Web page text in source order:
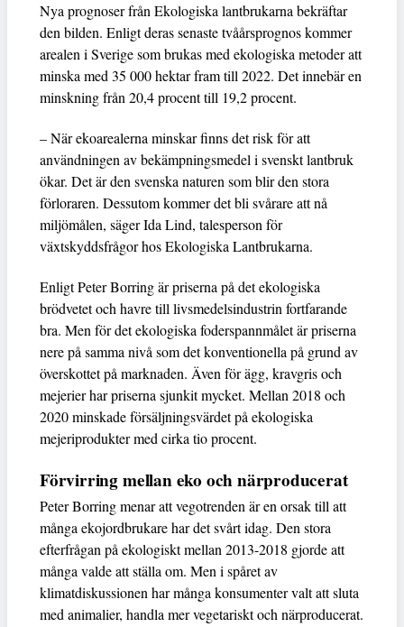
Nya prognoser från Ekologiska lantbrukarna bekräftar
den bilden. Enligt deras senaste tvåårsprognos kommer
arealen i Sverige som brukas med ekologiska metoder att
minska med 35 000 hektar fram till 2022. Det innebär en
minskning från 20,4 procent till 19,2 procent.
– När ekoarealerna minskar finns det risk för att
användningen av bekämpningsmedel i svenskt lantbruk
ökar. Det är den svenska naturen som blir den stora
förloraren. Dessutom kommer det bli svårare att nå
miljömålen, säger Ida Lind, talesperson för
växtskyddsfrågor hos Ekologiska Lantbrukarna.
Enligt Peter Borring är priserna på det ekologiska
brödvetet och havre till livsmedelsindustrin fortfarande
bra. Men för det ekologiska foderspannmålet är priserna
nere på samma nivå som det konventionella på grund av
överskottet på marknaden. Även för ägg, kravgris och
mejerier har priserna sjunkit mycket. Mellan 2018 och
2020 minskade försäljningsvärdet på ekologiska
mejeriprodukter med cirka tio procent.
Förvirring mellan eko och närproducerat
Peter Borring menar att vegotrenden är en orsak till att
många ekojordbrukare har det svårt idag. Den stora
efterfrågan på ekologiskt mellan 2013-2018 gjorde att
många valde att ställa om. Men i spåret av
klimatdiskussionen har många konsumenter valt att sluta
med animalier, handla mer vegetariskt och närproducerat.